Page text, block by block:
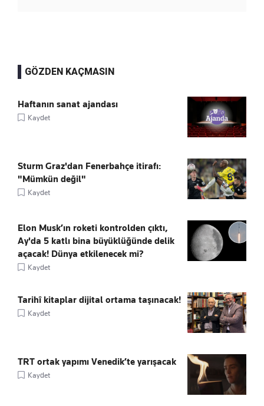
GÖZDEN KAÇMASIN
Haftanın sanat ajandası
Kaydet
Sturm Graz'dan Fenerbahçe itirafı:
"Mümkün değil"
Kaydet
Elon Musk’ın roketi kontrolden çıktı,
Ay'da 5 katlı bina büyüklüğünde delik
açacak! Dünya etkilenecek mi?
Kaydet
Tarihî kitaplar dijital ortama taşınacak!
Kaydet
TRT ortak yapımı Venedik’te yarışacak
Kaydet